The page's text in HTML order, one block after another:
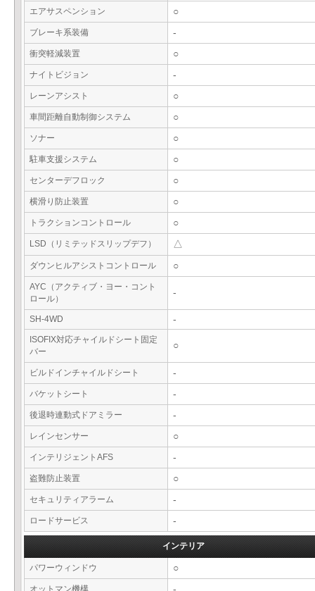
エアサスペンション ○
ブレーキ系装備 -
衝突軽減装置 ○
ナイトビジョン -
レーンアシスト ○
車間距離自動制御システム ○
ソナー ○
駐車支援システム ○
センターデフロック ○
横滑り防止装置 ○
トラクションコントロール ○
LSD（リミテッドスリップデフ） △
ダウンヒルアシストコントロール ○
AYC（アクティブ・ヨー・コント
ロール）
-
SH-4WD -
ISOFIX対応チャイルドシート固定
バー
○
ビルドインチャイルドシート -
バケットシート -
後退時連動式ドアミラー -
レインセンサー ○
インテリジェントAFS -
盗難防止装置 ○
セキュリティアラーム -
ロードサービス -
インテリア
パワーウィンドウ ○
オットマン機構